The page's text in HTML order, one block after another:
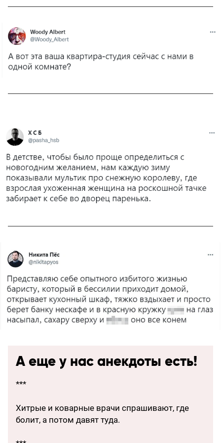
А еще у нас анекдоты есть!
***
Хитрые и коварные врачи спрашивают, где
болит, а потом давят туда.